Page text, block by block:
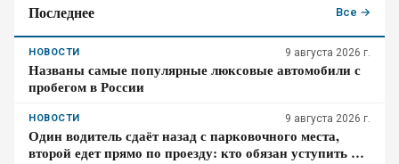
Последнее Все →
НОВОСТИ 9 августа 2026 г.
Названы самые популярные люксовые автомобили с
пробегом в России
НОВОСТИ 9 августа 2026 г.
Один водитель сдаёт назад с парковочного места,
второй едет прямо по проезду: кто обязан уступить по